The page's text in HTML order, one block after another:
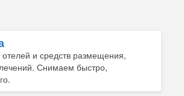
и средств размещения,
Снимаем быстро,